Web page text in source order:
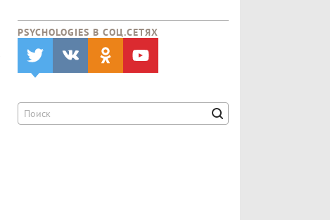
PSYCHOLOGIES В CОЦ.СЕТЯХ